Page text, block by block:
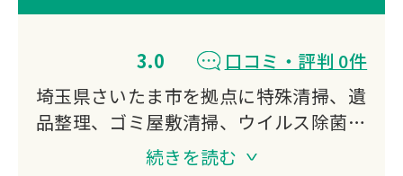
3.0
口コミ・評判 0件
埼玉県さいたま市を拠点に特殊清掃、遺
品整理、ゴミ屋敷清掃、ウイルス除菌、
ハウスクリーニングまで幅広く対応。
続きを読む